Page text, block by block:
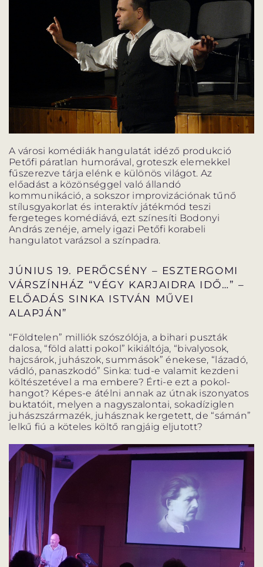
ELŐADÁSOK
ELŐADÁSOK LISTÁJA
NAPTÁR
JEGYVÁSÁRLÁS
HÍREK
GYAKORI KÉRDÉSEK
A városi komédiák hangulatát idéző produkció
Petőfi páratlan humorával, groteszk elemekkel
fűszerezve tárja elénk e különös világot. Az
előadást a közönséggel való állandó
kommunikáció, a sokszor improvizációnak tűnő
stílusgyakorlat és interaktív játékmód teszi
fergeteges komédiává, ezt színesíti Bodonyi
András zenéje, amely igazi Petőfi korabeli
hangulatot varázsol a színpadra.
JÚNIUS 19. PERŐCSÉNY – ESZTERGOMI
VÁRSZÍNHÁZ “VÉGY KARJAIDRA IDŐ…” –
ELŐADÁS SINKA ISTVÁN MŰVEI
ALAPJÁN”
“Földtelen” milliók szószólója, a bihari puszták
dalosa, “föld alatti pokol” kikiáltója, “bivalyosok,
hajcsárok, juhászok, summások” énekese, “lázadó,
vádló, panaszkodó” Sinka: tud-e valamit kezdeni
költészetével a ma embere? Érti-e ezt a pokol-
hangot? Képes-e átélni annak az útnak iszonyatos
buktatóit, melyen a nagyszalontai, sokadíziglen
juhászszármazék, juhásznak kergetett, de “sámán”
lelkű fiú a köteles költő rangjáig eljutott?